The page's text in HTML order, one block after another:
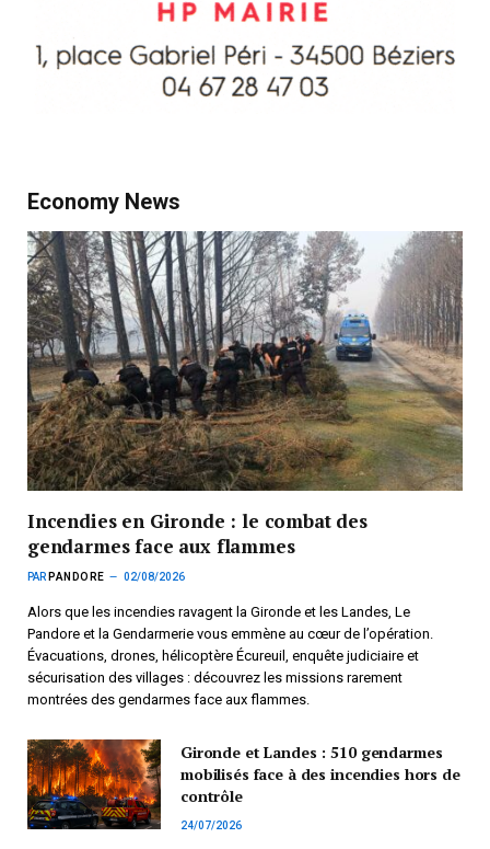
Economy News
Incendies en Gironde : le combat des
gendarmes face aux flammes
PAR PANDORE 02/08/2026
Alors que les incendies ravagent la Gironde et les Landes, Le
Pandore et la Gendarmerie vous emmène au cœur de l’opération.
Évacuations, drones, hélicoptère Écureuil, enquête judiciaire et
sécurisation des villages : découvrez les missions rarement
montrées des gendarmes face aux flammes.
Gironde et Landes : 510 gendarmes
mobilisés face à des incendies hors de
contrôle
24/07/2026